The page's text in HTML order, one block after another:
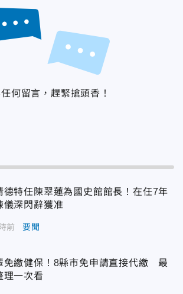
何留言，趕緊搶頭香！
德特任陳翠蓮為國史館館長！在任7年
儀深閃辭獲准
前 要聞
免繳健保！8縣市免申請直接代繳 最
理一次看